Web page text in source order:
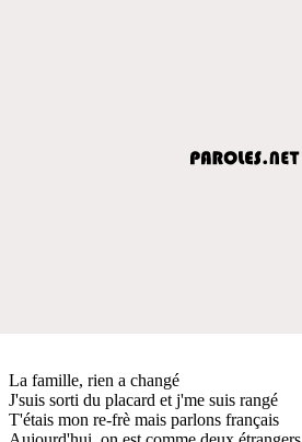
La famille, rien a changé
J'suis sorti du placard et j'me suis rangé
T'étais mon re-frè mais parlons français